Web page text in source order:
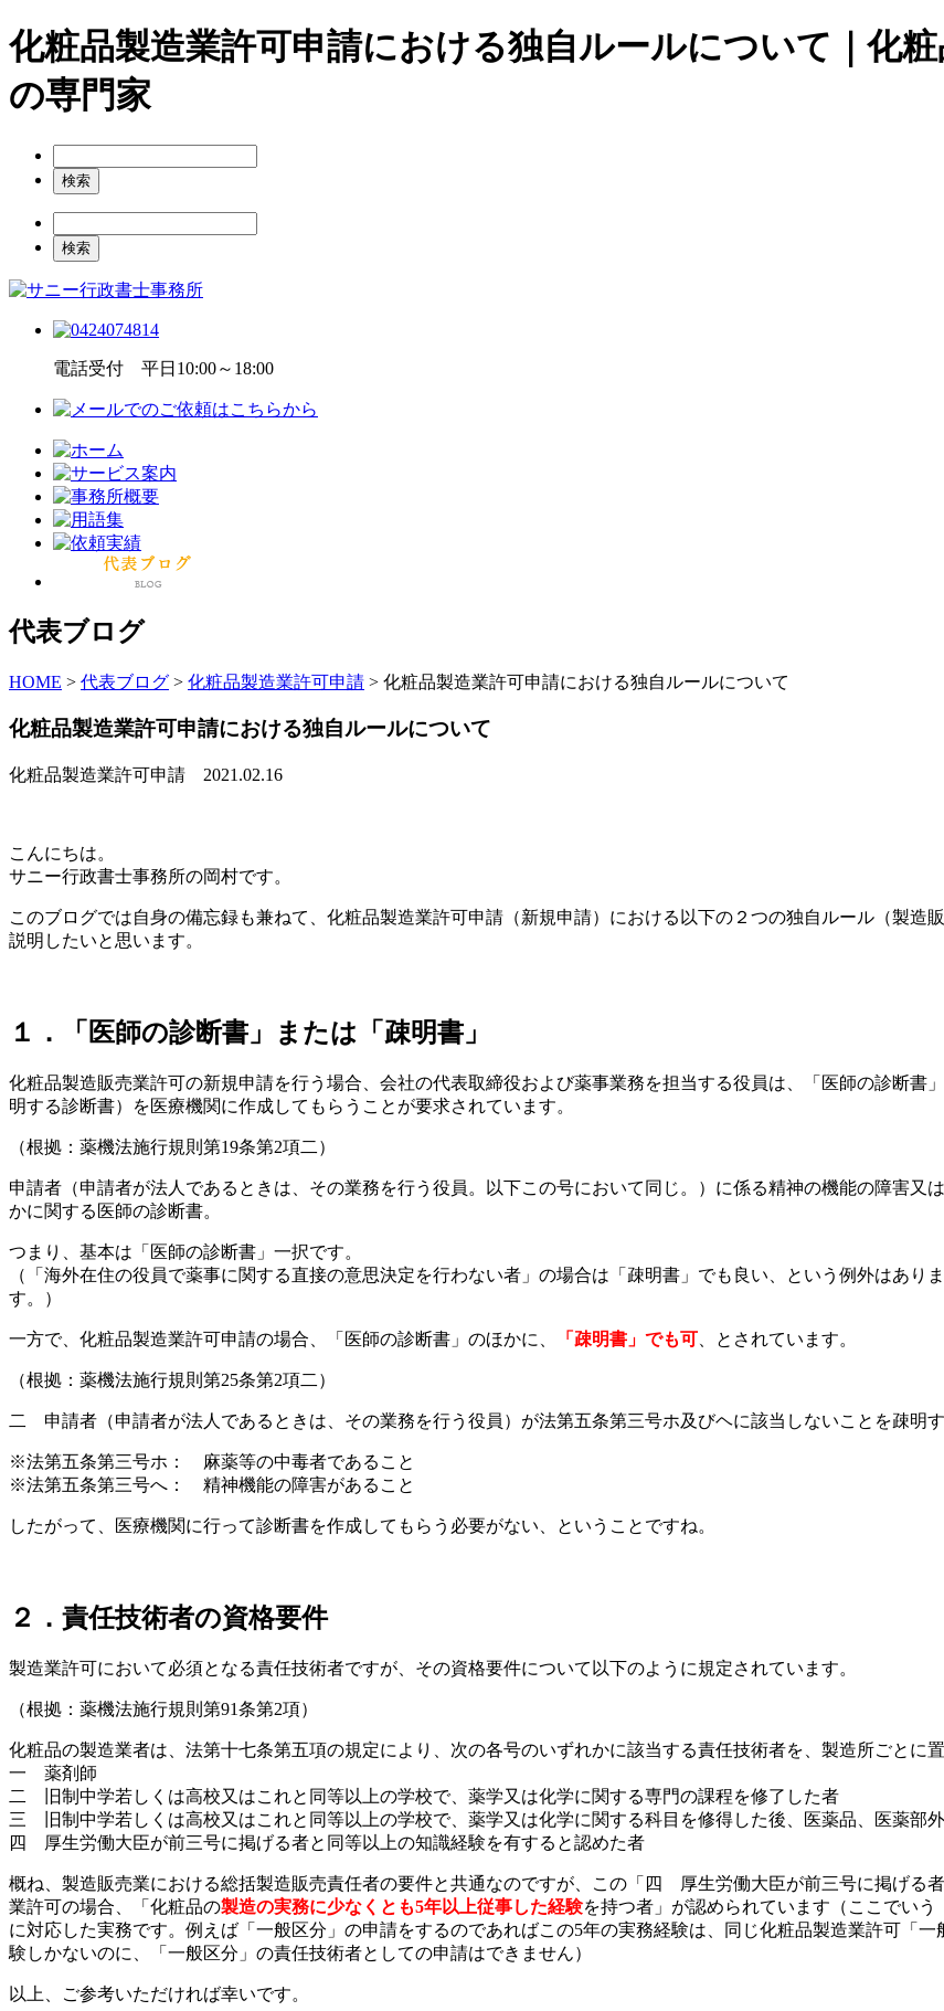
化粧品製造業許可申請における独自ルールについて｜化
の専門家
電話受付 平日10:00～18:00
代表ブログ
HOME > 代表ブログ > 化粧品製造業許可申請 > 化粧品製造業許可申請における独自ルールについて
化粧品製造業許可申請における独自ルールについて
化粧品製造業許可申請 2021.02.16
こんにちは。
サニー行政書士事務所の岡村です。
このブログでは自身の備忘録も兼ねて、化粧品製造業許可申請（新規申請）における以下の２つの独自ルール（製造
説明したいと思います。
１．「医師の診断書」または「疎明書」
化粧品製造販売業許可の新規申請を行う場合、会社の代表取締役および薬事業務を担当する役員は、「医師の診断書
明する診断書）を医療機関に作成してもらうことが要求されています。
（根拠：薬機法施行規則第19条第2項二）
申請者（申請者が法人であるときは、その業務を行う役員。以下この号において同じ。）に係る精神の機能の障害又
かに関する医師の診断書。
つまり、基本は「医師の診断書」一択です。
（「海外在住の役員で薬事に関する直接の意思決定を行わない者」の場合は「疎明書」でも良い、という例外はあり
す。）
一方で、化粧品製造業許可申請の場合、「医師の診断書」のほかに、 「疎明書」でも可 、とされています。
（根拠：薬機法施行規則第25条第2項二）
二 申請者（申請者が法人であるときは、その業務を行う役員）が法第五条第三号ホ及びヘに該当しないことを疎明す
※法第五条第三号ホ： 麻薬等の中毒者であること
※法第五条第三号へ： 精神機能の障害があること
したがって、医療機関に行って診断書を作成してもらう必要がない、ということですね。
２．責任技術者の資格要件
製造業許可において必須となる責任技術者ですが、その資格要件について以下のように規定されています。
（根拠：薬機法施行規則第91条第2項）
化粧品の製造業者は、法第十七条第五項の規定により、次の各号のいずれかに該当する責任技術者を、製造所ごとに
一 薬剤師
二 旧制中学若しくは高校又はこれと同等以上の学校で、薬学又は化学に関する専門の課程を修了した者
三 旧制中学若しくは高校又はこれと同等以上の学校で、薬学又は化学に関する科目を修得した後、医薬品、医薬部
四 厚生労働大臣が前三号に掲げる者と同等以上の知識経験を有すると認めた者
概ね、製造販売業における総括製造販売責任者の要件と共通なのですが、この「四 厚生労働大臣が前三号に掲げる
業許可の場合、「化粧品の製造の実務に少なくとも5年以上従事した経験を持つ者」が認められています（ここでい
に対応した実務です。例えば「一般区分」の申請をするのであればこの5年の実務経験は、同じ化粧品製造業許可「
験しかないのに、「一般区分」の責任技術者としての申請はできません）
以上、ご参考いただければ幸いです。